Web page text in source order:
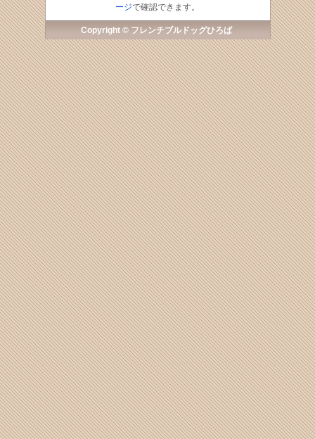
ージで確認できます。
Copyright © フレンチブルドッグひろば